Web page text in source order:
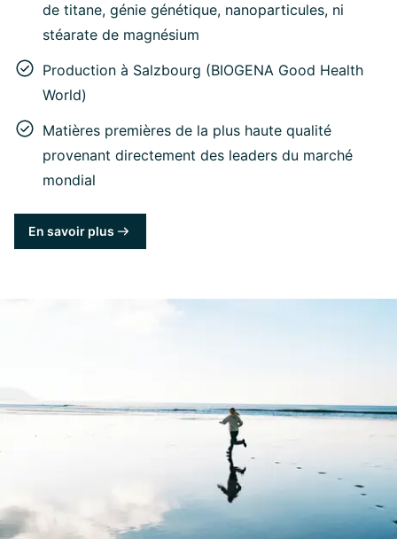
de titane, génie génétique, nanoparticules, ni
stéarate de magnésium
Production à Salzbourg (BIOGENA Good Health
World)
Matières premières de la plus haute qualité
provenant directement des leaders du marché
mondial
En savoir plus